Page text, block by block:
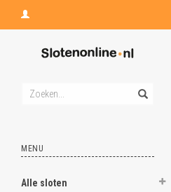
MENU
Alle sloten